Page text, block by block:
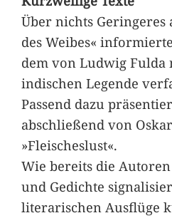
Über nichts Geringeres
des Weibes«
dem von Ludwig Fulda
indischen Legende
Passend dazu
abschließend von
»Fleischeslust«.
Wie bereits die
und Gedichte
literarischen Ausflüge